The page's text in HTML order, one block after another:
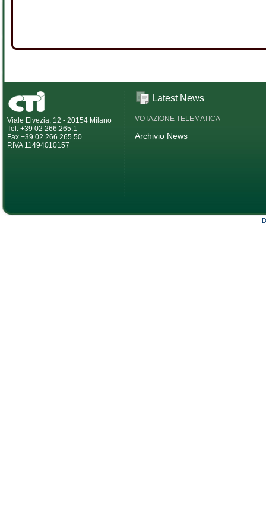
Viale Elvezia, 12 - 20154 Milano
Tel. +39 02 266.265.1
Fax +39 02 266.265.50
P.IVA 11494010157
Latest News
VOTAZIONE TELEMATICA
Archivio News